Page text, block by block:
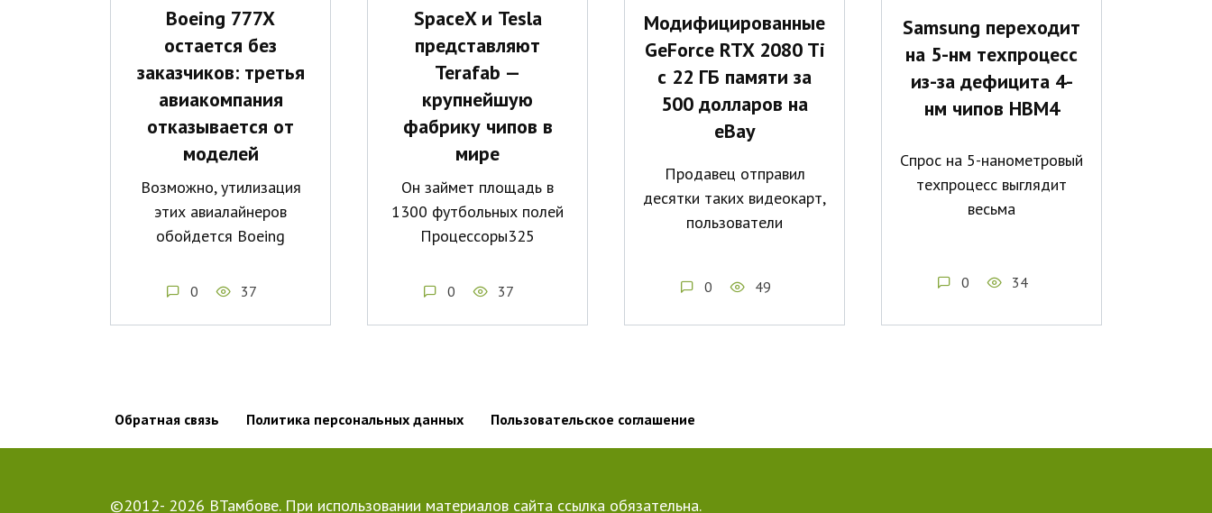
Boeing 777X
остается без
заказчиков: третья
авиакомпания
отказывается от
моделей
Возможно, утилизация
этих авиалайнеров
обойдется Boeing
0 37
SpaceX и Tesla
представляют
Terafab —
крупнейшую
фабрику чипов в
мире
Он займет площадь в
1300 футбольных полей
Процессоры325
0 37
Модифицированные
GeForce RTX 2080 Ti
с 22 ГБ памяти за
500 долларов на
eBay
Продавец отправил
десятки таких видеокарт,
пользователи
0 49
Samsung переходит
на 5-нм техпроцесс
из-за дефицита 4-
нм чипов HBM4
Спрос на 5-нанометровый
техпроцесс выглядит
весьма
0 34
Обратная связь Политика персональных данных Пользовательское соглашение
©2012- 2026 ВТамбове. При использовании материалов сайта ссылка обязательна.